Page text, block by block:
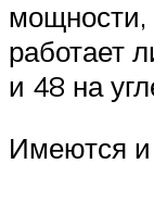
мощности,
работает
и 48 на
Имеются и